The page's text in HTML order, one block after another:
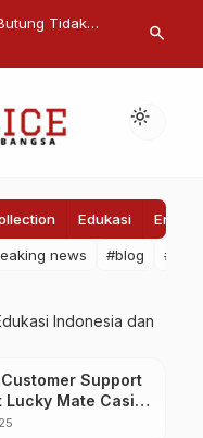
Tidak
Komitmen
Match Fixing
search
light_mode
Edukasi
news #blog
Indonesia dan
Support
Mate Casino